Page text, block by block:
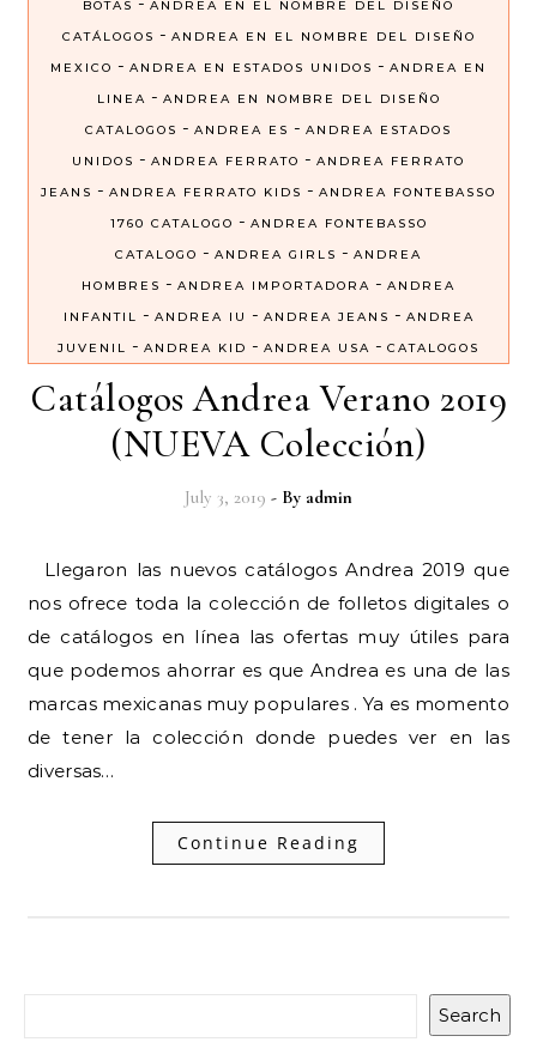
BOTAS
ANDREA EN EL NOMBRE DEL DISEÑO
CATÁLOGOS - ANDREA EN EL NOMBRE DEL DISEÑO
MEXICO - ANDREA EN ESTADOS UNIDOS - ANDREA EN
LINEA - ANDREA EN NOMBRE DEL DISEÑO
CATALOGOS - ANDREA ES - ANDREA ESTADOS
UNIDOS - ANDREA FERRATO - ANDREA FERRATO
JEANS - ANDREA FERRATO KIDS - ANDREA FONTEBASSO
1760 CATALOGO - ANDREA FONTEBASSO
CATALOGO - ANDREA GIRLS - ANDREA
HOMBRES - ANDREA IMPORTADORA - ANDREA
INFANTIL
- ANDREA IU - ANDREA JEANS - ANDREA
JUVENIL
- ANDREA KID - ANDREA USA - CATALOGOS
Catálogos Andrea Verano 2019
(NUEVA Colección)
July 3, 2019 - By admin
Llegaron las nuevos catálogos Andrea 2019 que
nos ofrece toda la colección de folletos digitales o
de catálogos en línea las ofertas muy útiles para
que podemos ahorrar es que Andrea es una de las
marcas mexicanas muy populares . Ya es momento
de tener la colección donde puedes ver en las
diversas…
Continue Reading
Search